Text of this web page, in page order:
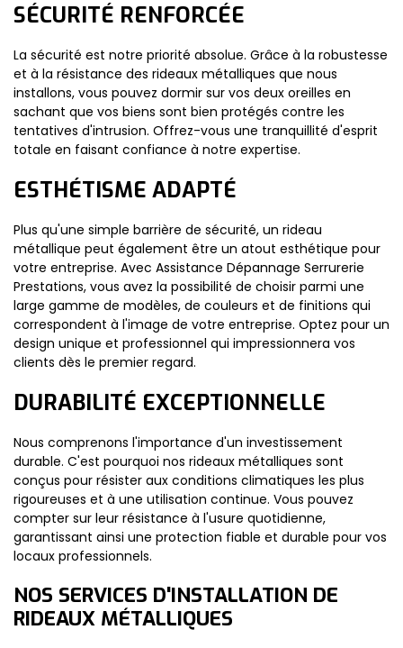
SÉCURITÉ RENFORCÉE
La sécurité est notre priorité absolue. Grâce à la robustesse
et à la résistance des rideaux métalliques que nous
installons, vous pouvez dormir sur vos deux oreilles en
sachant que vos biens sont bien protégés contre les
tentatives d'intrusion. Offrez-vous une tranquillité d'esprit
totale en faisant confiance à notre expertise.
ESTHÉTISME ADAPTÉ
Plus qu'une simple barrière de sécurité, un rideau
métallique peut également être un atout esthétique pour
votre entreprise. Avec Assistance Dépannage Serrurerie
Prestations, vous avez la possibilité de choisir parmi une
large gamme de modèles, de couleurs et de finitions qui
correspondent à l'image de votre entreprise. Optez pour un
design unique et professionnel qui impressionnera vos
clients dès le premier regard.
DURABILITÉ EXCEPTIONNELLE
Nous comprenons l'importance d'un investissement
durable. C'est pourquoi nos rideaux métalliques sont
conçus pour résister aux conditions climatiques les plus
rigoureuses et à une utilisation continue. Vous pouvez
compter sur leur résistance à l'usure quotidienne,
garantissant ainsi une protection fiable et durable pour vos
locaux professionnels.
NOS SERVICES D'INSTALLATION DE
RIDEAUX MÉTALLIQUES